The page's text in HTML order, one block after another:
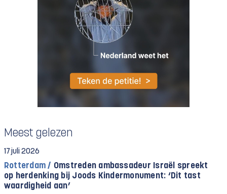
Meest gelezen
17 juli 2026
Rotterdam / Omstreden ambassadeur Israël spreekt
op herdenking bij Joods Kindermonument: ‘Dit tast
waardigheid aan’